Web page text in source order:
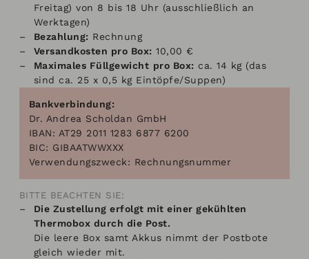
Freitag) von 8 bis 18 Uhr (ausschließlich an
Werktagen)
Bezahlung: Rechnung
Versandkosten pro Box: 10,00 €
Maximales Füllgewicht pro Box: ca. 14 kg (das
sind ca. 25 x 0,5 kg Eintöpfe/Suppen)
Bankverbindung:
Dr. Andrea Scholdan GmbH
IBAN: AT29 2011 1283 6877 6200
BIC: GIBAATWWXXX
Verwendungszweck: Rechnungsnummer
BITTE BEACHTEN SIE:
Die Zustellung erfolgt mit einer gekühlten
Thermobox durch die Post.
Die leere Box samt Akkus nimmt der Postbote
gleich wieder mit.